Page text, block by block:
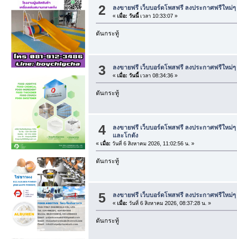
2 ลงขายฟรี เว็บบอร์ดโพสฟรี ลงประกาศฟรีใหม่ๆ
«เมื่อ: วันนี้เวลา 10:33:07 »
ดันกระทู้
3 ลงขายฟรี เว็บบอร์ดโพสฟรี ลงประกาศฟรีใหม่ๆ
«เมื่อ: วันนี้เวลา 08:34:36 »
ดันกระทู้
4 ลงขายฟรี เว็บบอร์ดโพสฟรี ลงประกาศฟรีใหม่ๆ
และโกดัง
« เมื่อ: วันที่ 6 สิงหาคม 2026, 11:02:56 น. »
ดันกระทู้
5 ลงขายฟรี เว็บบอร์ดโพสฟรี ลงประกาศฟรีใหม่ๆ
«เมื่อ: วันที่ 6 สิงหาคม 2026, 08:37:28 น. »
ดันกระทู้